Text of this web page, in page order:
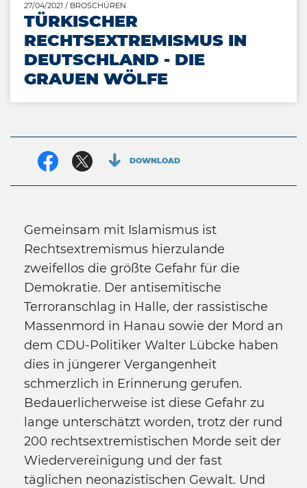
27/04/2021 / BROSCHÜREN
TÜRKISCHER
RECHTSEXTREMISMUS IN
DEUTSCHLAND - DIE
GRAUEN WÖLFE
Facebook
Twitter
DOWNLOAD
Gemeinsam mit Islamismus ist
Rechtsextremismus hierzulande
zweifellos die größte Gefahr für die
Demokratie. Der antisemitische
Terroranschlag in Halle, der rassistische
Massenmord in Hanau sowie der Mord an
dem CDU-Politiker Walter Lübcke haben
dies in jüngerer Vergangenheit
schmerzlich in Erinnerung gerufen.
Bedauerlicherweise ist diese Gefahr zu
lange unterschätzt worden, trotz der rund
200 rechtsextremistischen Morde seit der
Wiedervereinigung und der fast
täglichen neonazistischen Gewalt. Und